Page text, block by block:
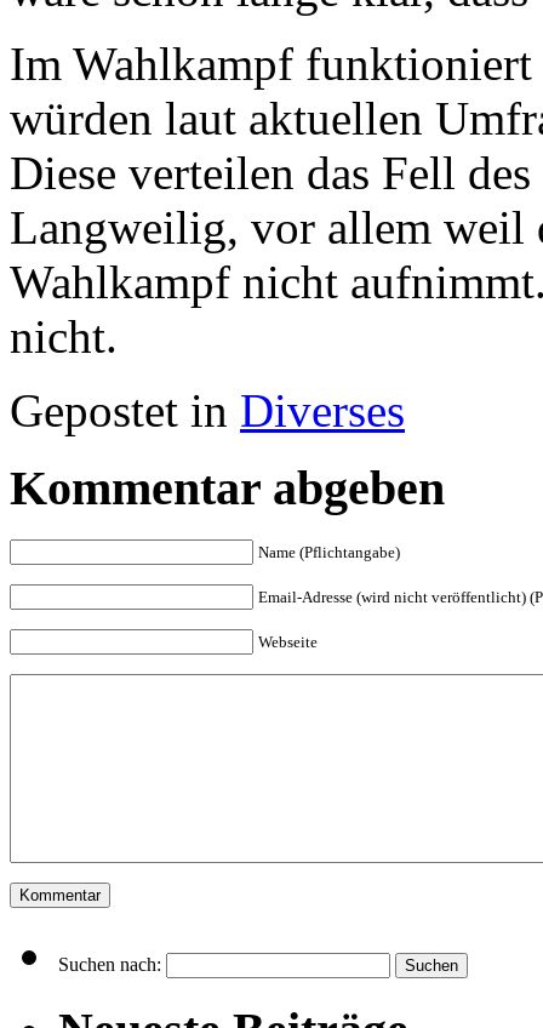
Im Wahlkampf funktioniert
würden laut aktuellen
Diese verteilen das Fell
Langweilig, vor allem weil
Wahlkampf nicht
nicht.
Gepostet in Diverses
Kommentar abgeben
Name (Pflichtangabe)
Email-Adresse (wird nicht veröffentlicht)
Webseite
Suchen nach: